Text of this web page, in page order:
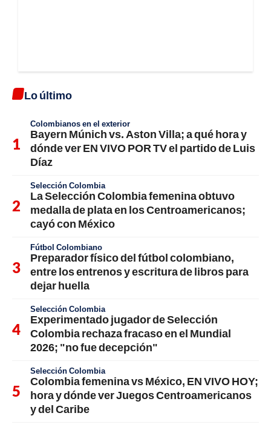
Lo último
Colombianos en el exterior
Bayern Múnich vs. Aston Villa; a qué hora y
dónde ver EN VIVO POR TV el partido de Luis
Díaz
Selección Colombia
La Selección Colombia femenina obtuvo
medalla de plata en los Centroamericanos;
cayó con México
Fútbol Colombiano
Preparador físico del fútbol colombiano,
entre los entrenos y escritura de libros para
dejar huella
Selección Colombia
Experimentado jugador de Selección
Colombia rechaza fracaso en el Mundial
2026; "no fue decepción"
Selección Colombia
Colombia femenina vs México, EN VIVO HOY;
hora y dónde ver Juegos Centroamericanos
y del Caribe